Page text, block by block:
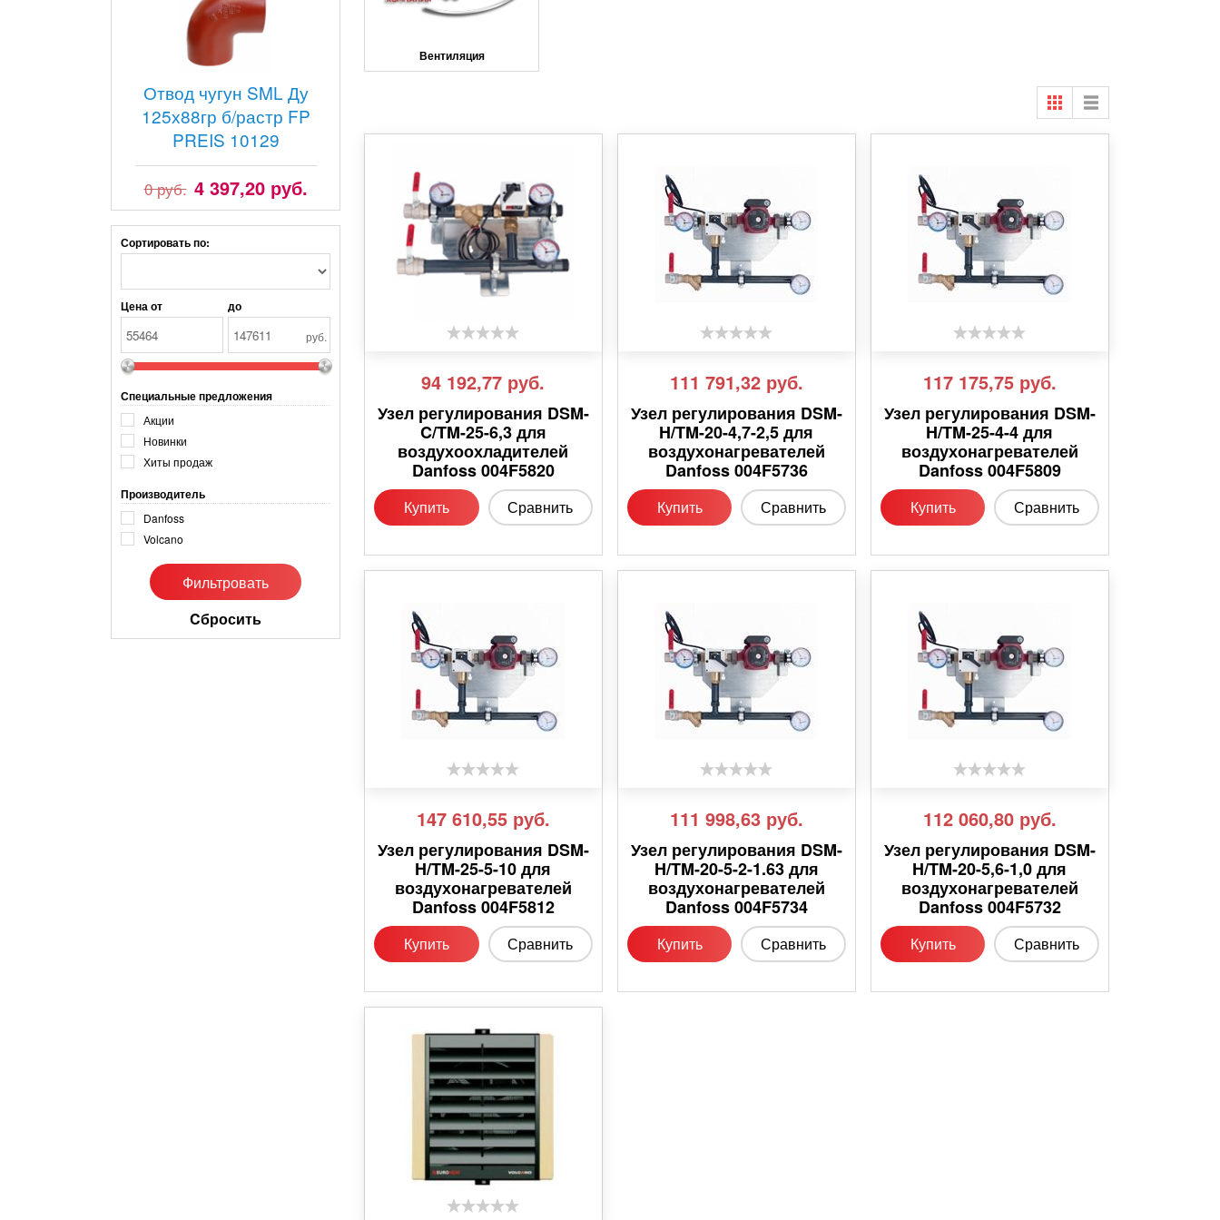
Отвод чугун SML Ду
125х88гр б/растр FP
PREIS 10129
0 руб. 4 397,20 руб.
Сортировать по:
Цена от до
руб.
Специальные предложения
Акции
Новинки
Хиты продаж
Производитель
Danfoss
Volcano
Cбросить
Вентиляция
94 192,77 руб.
Узел регулирования DSM-
C/TM-25-6,3 для
воздухоохладителей
Danfoss 004F5820
Купить Сравнить
111 791,32 руб.
Узел регулирования DSM-
H/TM-20-4,7-2,5 для
воздухонагревателей
Danfoss 004F5736
Купить Сравнить
117 175,75 руб.
Узел регулирования DSM-
H/TM-25-4-4 для
воздухонагревателей
Danfoss 004F5809
Купить Сравнить
147 610,55 руб.
Узел регулирования DSM-
H/TM-25-5-10 для
воздухонагревателей
Danfoss 004F5812
Купить Сравнить
111 998,63 руб.
Узел регулирования DSM-
H/TM-20-5-2-1.63 для
воздухонагревателей
Danfoss 004F5734
Купить Сравнить
112 060,80 руб.
Узел регулирования DSM-
H/TM-20-5,6-1,0 для
воздухонагревателей
Danfoss 004F5732
Купить Сравнить